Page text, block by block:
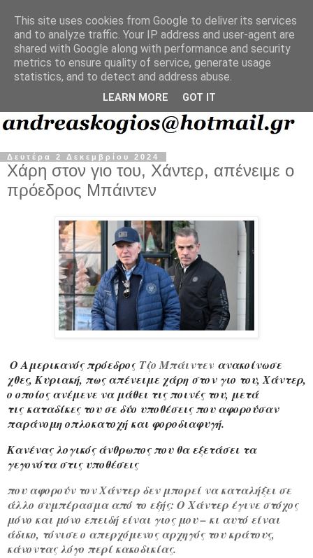
Δευτέρα 2 Δεκεμβρίου 2024
Χάρη στον γιο του, Χάντερ, απένειμε ο
πρόεδρος Μπάιντεν
Ο Αμερικανός πρόεδρος Τζο Μπάιντεν ανακοίνωσε
χθες, Κυριακή, πως απένειμε χάρη στον γιο του, Χάντερ,
ο οποίος ανέμενε να μάθει τις ποινές του, μετά
τιςκαταδίκες του σε δύο υποθέσεις που αφορούσαν
παράνομη οπλοκατοχή και φοροδιαφυγή.
Κανένας λογικός άνθρωπος που θα εξετάσει τα
γεγονότα στις υποθέσεις
που αφορούν τον Χάντερ δεν μπορεί να καταλήξει σε
άλλο συμπέρασμα από το εξής: Ο Χάντερ έγινε στόχος
μόνο και μόνο επειδή είναι γιος μου – κι αυτό είναι
άδικο, τόνισε ο απερχόμενος αρχηγός του κράτους,
κάνοντας λόγο περί κακοδικίας.
This site uses cookies from Google to deliver its services
and to analyze traffic. Your IP address and user-agent are
shared with Google along with performance and security
metrics to ensure quality of service, generate usage
statistics, and to detect and address abuse.
LEARN MORE GOT IT